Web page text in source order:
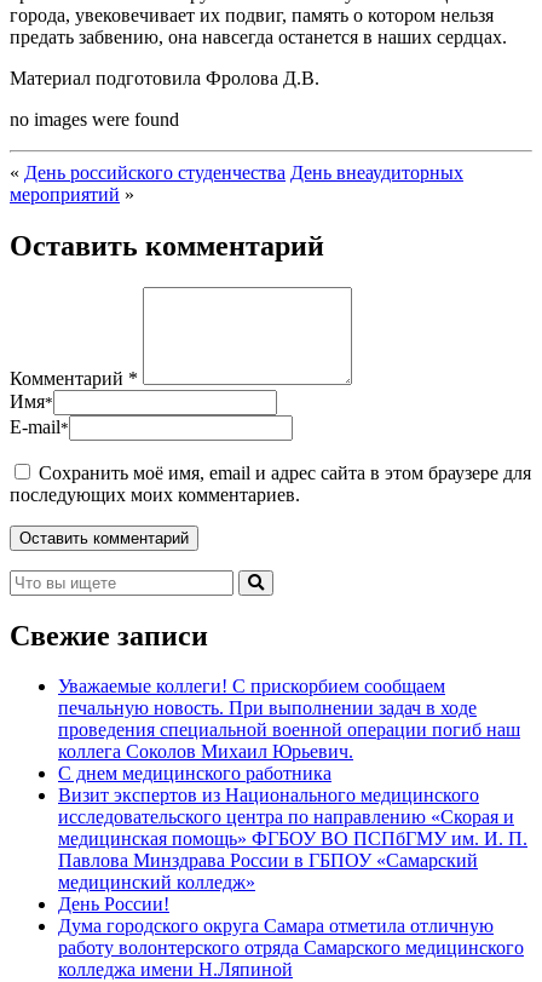
города, увековечивает их подвиг, память о котором нельзя
предать забвению, она навсегда останется в наших сердцах.
Материал подготовила Фролова Д.В.
no images were found
« День российского студенчества День внеаудиторных
мероприятий »
Оставить комментарий
Комментарий *
Имя*
E-mail*
Сохранить моё имя, email и адрес сайта в этом браузере для
последующих моих комментариев.
Свежие записи
Уважаемые коллеги! С прискорбием сообщаем
печальную новость. При выполнении задач в ходе
проведения специальной военной операции погиб наш
коллега Соколов Михаил Юрьевич.
С днем медицинского работника
Визит экспертов из Национального медицинского
исследовательского центра по направлению «Скорая и
медицинская помощь» ФГБОУ ВО ПСПбГМУ им. И. П.
Павлова Минздрава России в ГБПОУ «Самарский
медицинский колледж»
День России!
Дума городского округа Самара отметила отличную
работу волонтерского отряда Самарского медицинского
колледжа имени Н.Ляпиной